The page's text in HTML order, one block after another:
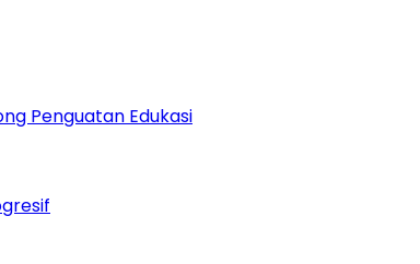
Penguatan Edukasi